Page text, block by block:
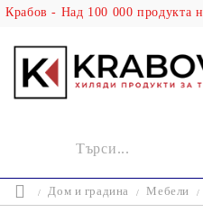
Дом и градина Мебели